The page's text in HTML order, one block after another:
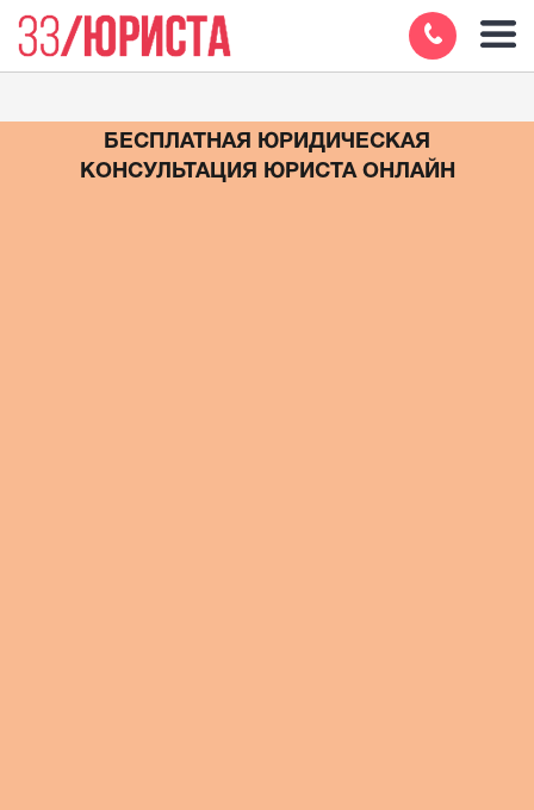
БЕСПЛАТНАЯ ЮРИДИЧЕСКАЯ
КОНСУЛЬТАЦИЯ ЮРИСТА ОНЛАЙН